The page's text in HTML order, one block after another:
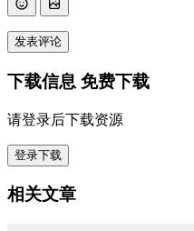
发表评论
下载信息 免费下载
请登录后下载资源
登录下载
相关文章